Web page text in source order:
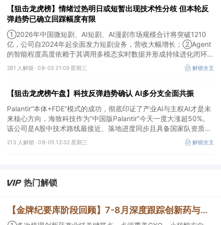
【狙击龙虎榜】情绪过热明日或短暂出现技术性分歧 但本轮反
弹趋势已确立回踩幅度有限
①2026年中国微短剧、AI短剧、AI漫剧市场规模合计将突破1210
亿，公司自2024年起全面发力短剧业务，营收大幅增长；②Agent
的智能程度高度依赖于其调用多模态实时数据并形成持续进化闭环的
能力，公司是全球首个完成TPC-DS测试并通过官方审计的数据库企
业；③2026年被多方定义为Robotaxi商业化元年，公司正从“传统
业从0到1的估值重估红利。
281 人解锁 ·08-05 21:09 星期三 解锁全文
【狙击龙虎榜午盘】科技反弹趋势确认 AI多分支全面共振
Palantir“本体+FDE”模式的成功，彻底印证了产业AI与主权AI才是未
来核心方向，海致科技作为“中国版Palantir”今天一度大涨超50%。
该公司是A股中技术路线最接近、落地进度同步且具备国家队资质的
核心标的，目前正处于从“数据智能基础设施”向“产业级AI Agent核
心供应商”跃迁的价值重估起点。
213 人解锁 ·08-05 12:32 星期三 解锁全文
热门解锁
【金牌纪要库阶段回顾】7-8月深度跟踪创新药与有色/铜方向，持续把握产业变化脉络+前瞻价值